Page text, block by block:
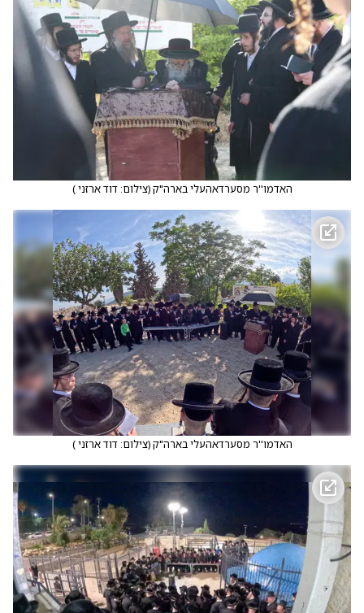
האדמו''ר מסערדאהעלי בארה"ק(צילום: דוד ארזני)
האדמו''ר מסערדאהעלי בארה"ק(צילום: דוד ארזני)